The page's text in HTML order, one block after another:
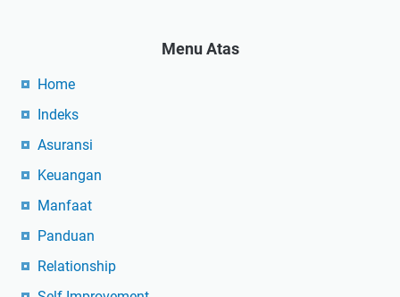
Menu Atas
Home
Indeks
Asuransi
Keuangan
Manfaat
Panduan
Relationship